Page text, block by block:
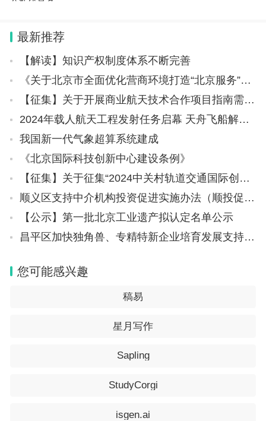
前十名刷了
最新推荐
【解读】知识产权制度体系不断完善
《关于北京市全面优化营商环境打造“北京服务”的意见》
【征集】关于开展商业航天技术合作项目指南需求征集的通知
2024年载人航天工程发射任务启幕 天舟飞船解锁3小时“速运”模式
我国新一代气象超算系统建成
《北京国际科技创新中心建设条例》
【征集】关于征集“2024中关村轨道交通国际创新创业大赛” 项目的通知
顺义区支持中介机构投资促进实施办法（顺投促文〔2024〕11号）
【公示】第一批北京工业遗产拟认定名单公示
昌平区加快独角兽、专精特新企业培育发展支持办法
您可能感兴趣
稿易
星月写作
Sapling
StudyCorgi
isgen.ai